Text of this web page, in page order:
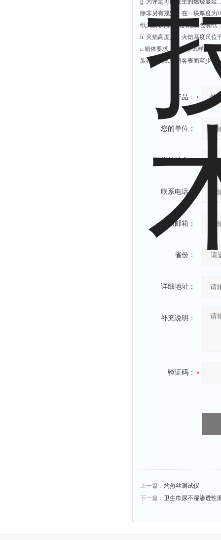
g. 为评定可能发生的燃烧蔓延
除非另有规定，在一块厚度为
纸为柔软而强韧的轻质包装纸
h. 火焰高度尺：火焰高度尺位
i. 箱体要求：能观察试样状态
装在距离试验箱各表面至少
产品：
您的单位：
您的姓名：
联系电话：
常用邮箱：
省份：
详细地址：
补充说明：
验证码：
上一篇： 灼热丝测试仪
下一篇： 卫生巾尿不湿渗透性